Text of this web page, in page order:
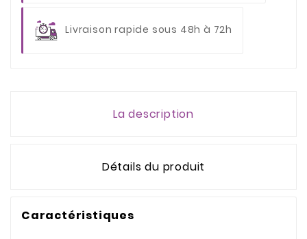
Livraison rapide sous 48h à 72h
La description
Détails du produit
Caractéristiques